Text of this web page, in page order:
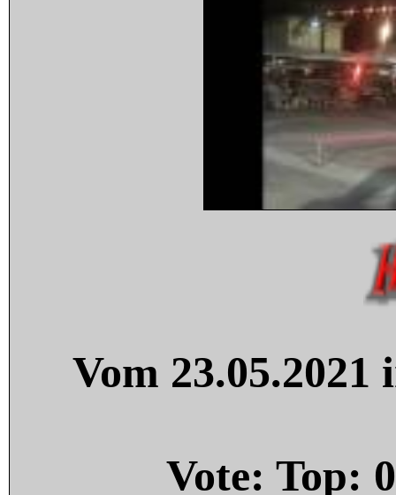
Vom
Vote: Top: 0